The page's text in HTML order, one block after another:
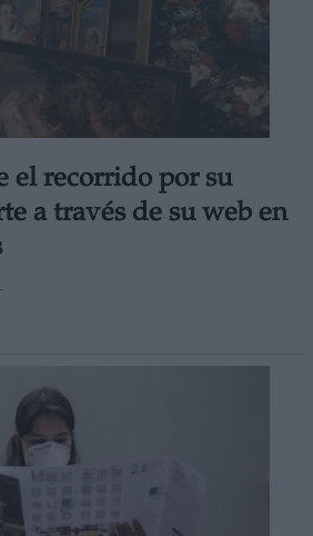
el recorrido por su
a través de su web en